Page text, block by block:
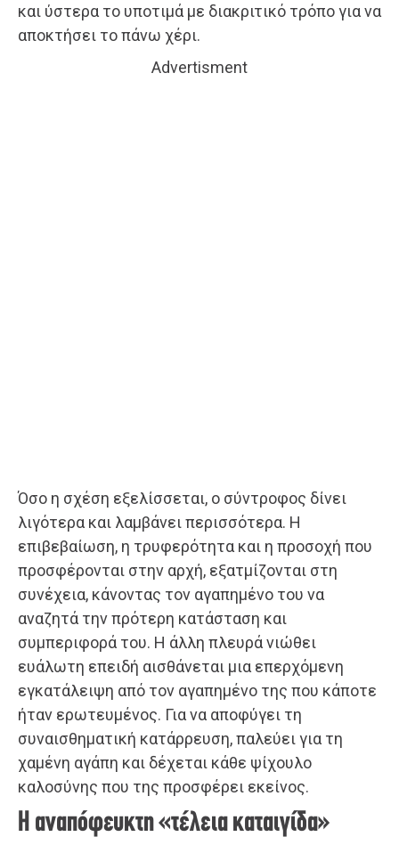
και ύστερα το υποτιμά με διακριτικό τρόπο για να
αποκτήσει το πάνω χέρι.
Advertisment
Όσο η σχέση εξελίσσεται, ο σύντροφος δίνει
λιγότερα και λαμβάνει περισσότερα. Η
επιβεβαίωση, η τρυφερότητα και η προσοχή που
προσφέρονται στην αρχή, εξατμίζονται στη
συνέχεια, κάνοντας τον αγαπημένο του να
αναζητά την πρότερη κατάσταση και
συμπεριφορά του. Η άλλη πλευρά νιώθει
ευάλωτη επειδή αισθάνεται μια επερχόμενη
εγκατάλειψη από τον αγαπημένο της που κάποτε
ήταν ερωτευμένος. Για να αποφύγει τη
συναισθηματική κατάρρευση, παλεύει για τη
χαμένη αγάπη και δέχεται κάθε ψίχουλο
καλοσύνης που της προσφέρει εκείνος.
Η αναπόφευκτη «τέλεια καταιγίδα»